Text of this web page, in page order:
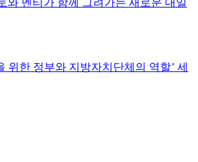
와 멘티가 함께 그려가는 새로운 내일
위한 정부와 지방자치단체의 역할’ 세